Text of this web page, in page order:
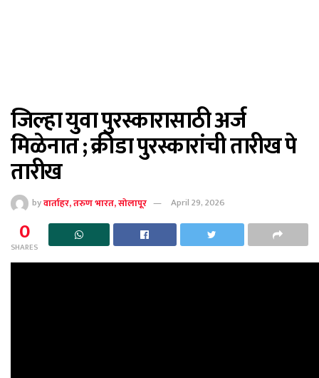
जिल्हा युवा पुरस्कारासाठी अर्ज
मिळेनात ; क्रीडा पुरस्कारांची तारीख पे
तारीख
byवार्ताहर, तरुण भारत, सोलापूर April 29, 2026
0
SHARES